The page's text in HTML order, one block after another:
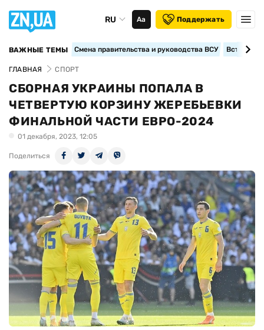
RU Аа Поддержать
ВАЖНЫЕ ТЕМЫ Смена правительства и руководства ВСУ
ГЛАВНАЯ СПОРТ
СБОРНАЯ УКРАИНЫ ПОПАЛА В
ЧЕТВЕРТУЮ КОРЗИНУ ЖЕРЕБЬЕВКИ
ФИНАЛЬНОЙ ЧАСТИ ЕВРО-2024
01 декабря, 2023, 12:05
Поделиться